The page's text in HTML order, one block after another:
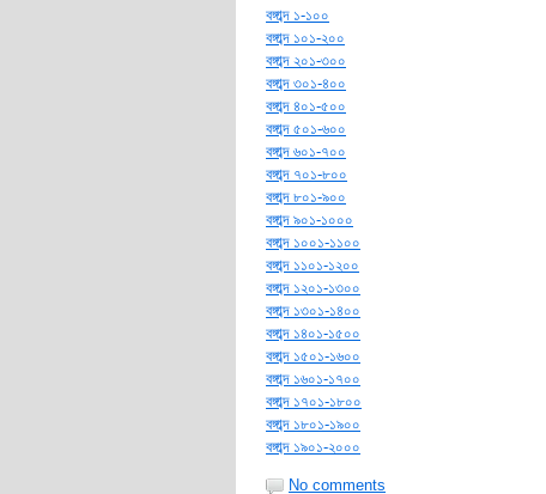
বঙ্গাব্দ ১-১০০
বঙ্গাব্দ ১০১-২০০
বঙ্গাব্দ ২০১-৩০০
বঙ্গাব্দ ৩০১-৪০০
বঙ্গাব্দ ৪০১-৫০০
বঙ্গাব্দ ৫০১-৬০০
বঙ্গাব্দ ৬০১-৭০০
বঙ্গাব্দ ৭০১-৮০০
বঙ্গাব্দ ৮০১-৯০০
বঙ্গাব্দ ৯০১-১০০০
বঙ্গাব্দ ১০০১-১১০০
বঙ্গাব্দ ১১০১-১২০০
বঙ্গাব্দ ১২০১-১৩০০
বঙ্গাব্দ ১৩০১-১৪০০
বঙ্গাব্দ ১৪০১-১৫০০
বঙ্গাব্দ ১৫০১-১৬০০
বঙ্গাব্দ ১৬০১-১৭০০
বঙ্গাব্দ ১৭০১-১৮০০
বঙ্গাব্দ ১৮০১-১৯০০
বঙ্গাব্দ ১৯০১-২০০০
No comments